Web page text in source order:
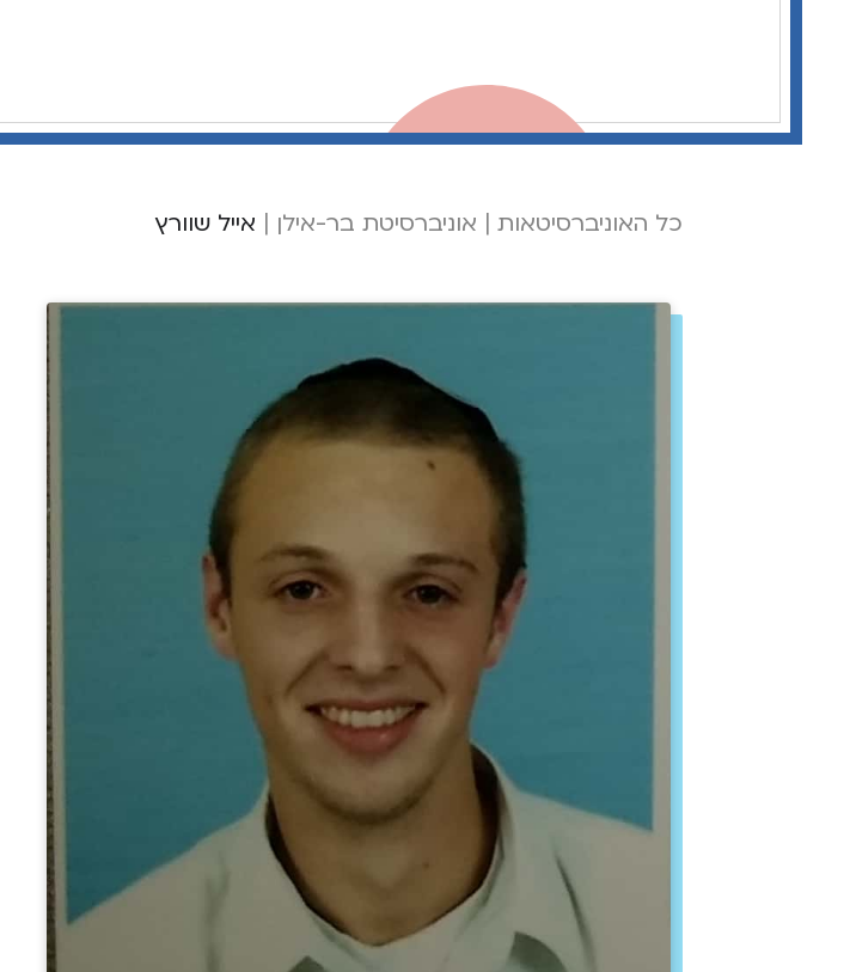
כל האוניברסיטאות | אוניברסיטת בר-אילן | אייל שוורץ